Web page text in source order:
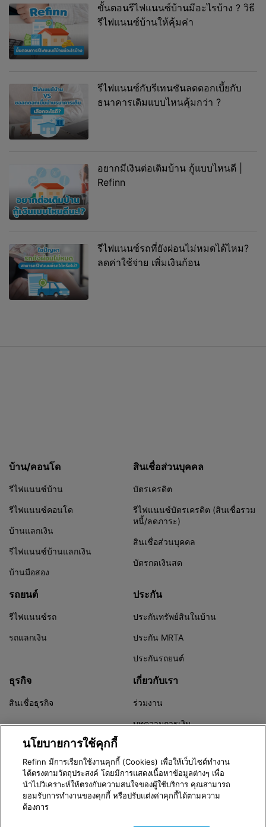
ขั้นตอนรีไฟแนนซ์บ้านมีอะไรบ้าง ? วิธี
รีไฟแนนซ์บ้านให้คุ้มค่า
รีไฟแนนซ์กับรีเทนชันลดดอกเบี้ยกับ
ธนาคารเดิมแบบไหนคุ้มกว่า ?
อยากมีเงินต่อเติมบ้าน กู้แบบไหนดี |
Refinn
รีไฟแนนซ์รถที่ยังผ่อนไม่หมดได้ไหม?
ลดค่าใช้จ่าย เพิ่มเงินก้อน
บ้าน/คอนโด
รีไฟแนนซ์บ้าน
รีไฟแนนซ์คอนโด
บ้านแลกเงิน
รีไฟแนนซ์บ้านแลกเงิน
บ้านมือสอง
สินเชื่อส่วนบุคคล
บัตรเครดิต
รีไฟแนนซ์บัตรเครดิต (สินเชื่อรวม
หนี้/ลดภาระ)
สินเชื่อส่วนบุคคล
บัตรกดเงินสด
รถยนต์
รีไฟแนนซ์รถ
รถแลกเงิน
ประกัน
ประกันทรัพย์สินในบ้าน
ประกัน MRTA
ประกันรถยนต์
ธุรกิจ
สินเชื่อธุรกิจ
เกี่ยวกับเรา
ร่วมงาน
บทความการเงิน
Version 3.8.0
© 2016 - 2026 Refinn | Xponential Enterprise Co,. Ltd.
นโยบายการใช้คุกกี้
Refinn มีการเรียกใช้งานคุกกี้ (Cookies) เพื่อให้เว็บไซต์ทำงาน
ได้ตรงตามวัตถุประสงค์ โดยมีการแสดงเนื้อหาข้อมูลต่างๆ เพื่อ
นำไปวิเคราะห์ให้ตรงกับความสนใจของผู้ใช้บริการ คุณสามารถ
ยอมรับการทำงานของคุกกี้ หรือปรับแต่งค่าคุกกี้ได้ตามความ
ต้องการ